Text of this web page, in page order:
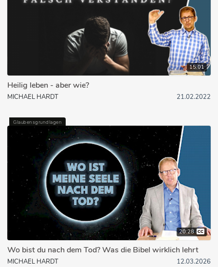
15:01
Heilig leben - aber wie?
MICHAEL HARDT 21.02.2022
Glaubensgrundlagen
20:28
Wo bist du nach dem Tod? Was die Bibel wirklich lehrt
MICHAEL HARDT 12.03.2026